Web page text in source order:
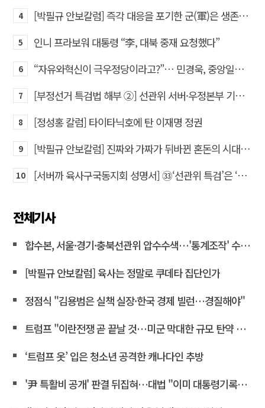
4 [박필규 안보칼럼] 즉각 대응을 포기한 군(軍)은 생존할 수 없다
5 인니 프라보워 대통령 “李, 대북 중재 요청했다”
6 “자유와혁신이 극우정당이라고?”… 민경욱, 중앙일보 직격
7 [부정선거 특검법 해부 ②] 선관위 서버·우정본부 기록까지…‘증거를 끌어오는 칼’
8 [정성홍 칼럼] 타이타닉호에 탄 이재명 정권
9 [박필규 안보칼럼] 진짜와 가짜가 뒤바뀐 혼돈의 시대, 안보 파탄은 막아야
10 [서버까 육사구국동지회 성명서] ㉝‘선관위 특검’은 ‘부정선거 특검’으로 명명하고 박주현 변호사를 ‘특검’으로 임명하라!
전체기사
합수본, 서울·경기·충북선관위 압수수색…'통계조작' 수사확대
[박필규 안보칼럼] 육사는 정말로 쿠데타 집단인가
정점식 "김용범은 실책 실장·한국 경제 빌런…경질해야"
트럼프 "이란전쟁 곧 끝날 것…미군 막대한 규모 탄약 보유"
‘트럼프 옷’ 입은 청소년 공격한 캐나다인 추방
'尹 특활비 공개' 판결 뒤집혀…대법 "이미 대통령기록관 이관"